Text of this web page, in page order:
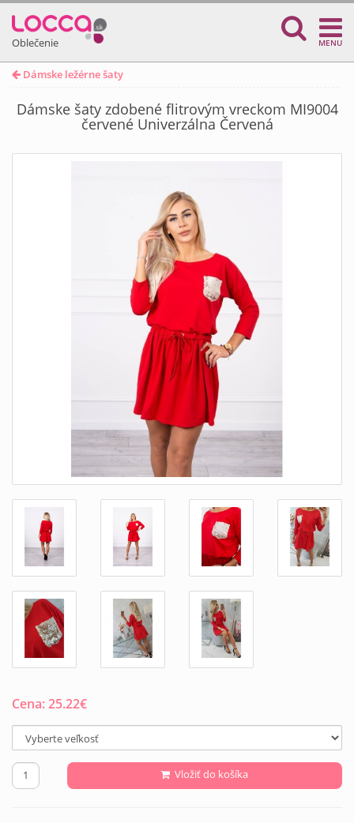
Oblečenie MENU
Dámske ležérne šaty
Dámske šaty zdobené flitrovým vreckom MI9004
červené Univerzálna Červená
Cena:25.22€
Vložiť do košíka